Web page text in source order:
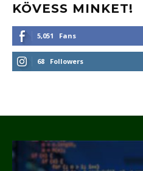
KÖVESS MINKET!
5,051 Fans
68 Followers